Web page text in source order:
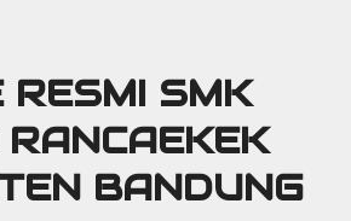
RESMI SMK
RANCAEKEK
BANDUNG